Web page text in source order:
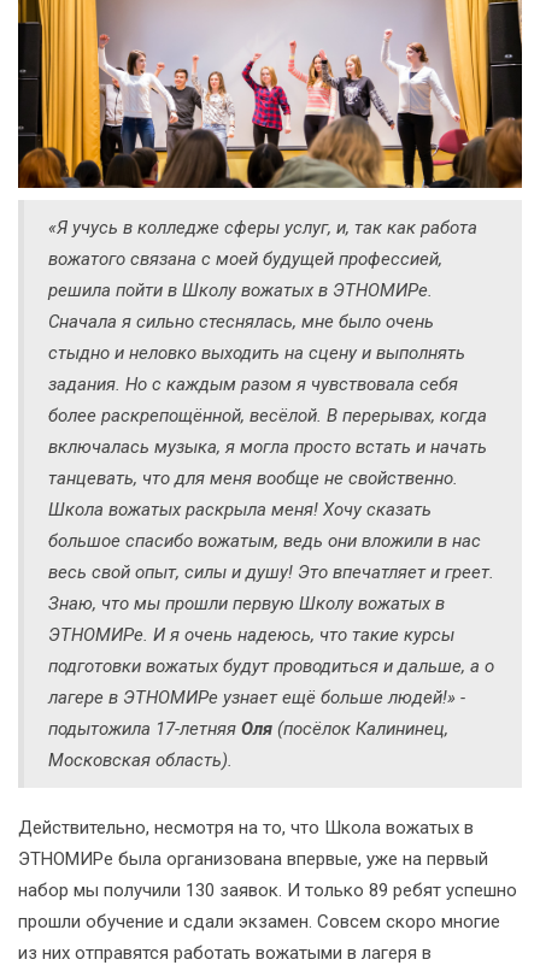
«Я учусь в колледже сферы услуг, и, так как работа
вожатого связана с моей будущей профессией,
решила пойти в Школу вожатых в ЭТНОМИРе.
Сначала я сильно стеснялась, мне было очень
стыдно и неловко выходить на сцену и выполнять
задания. Но с каждым разом я чувствовала себя
более раскрепощённой, весёлой. В перерывах, когда
включалась музыка, я могла просто встать и начать
танцевать, что для меня вообще не свойственно.
Школа вожатых раскрыла меня! Хочу сказать
большое спасибо вожатым, ведь они вложили в нас
весь свой опыт, силы и душу! Это впечатляет и греет.
Знаю, что мы прошли первую Школу вожатых в
ЭТНОМИРе. И я очень надеюсь, что такие курсы
подготовки вожатых будут проводиться и дальше, а о
лагере в ЭТНОМИРе узнает ещё больше людей!» -
подытожила 17-летняя Оля (посёлок Калининец,
Московская область).
Действительно, несмотря на то, что Школа вожатых в
ЭТНОМИРе была организована впервые, уже на первый
набор мы получили 130 заявок. И только 89 ребят успешно
прошли обучение и сдали экзамен. Совсем скоро многие
из них отправятся работать вожатыми в лагеря в